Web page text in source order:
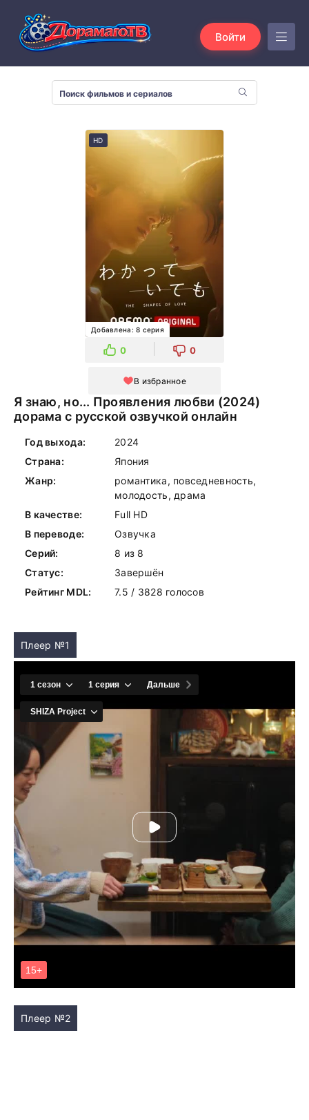
Войти
HD
Добавлена: 8 серия
0 0
В избранное
Я знаю, но... Проявления любви (2024)
дорама с русской озвучкой онлайн
Год выхода:
2024
Страна:
Япония
Жанр:
романтика, повседневность,
молодость, драма
В качестве:
Full HD
В переводе:
Озвучка
Серий:
8 из 8
Статус:
Завершён
Рейтинг MDL:
7.5 / 3828 голосов
Плеер №1
Плеер №2